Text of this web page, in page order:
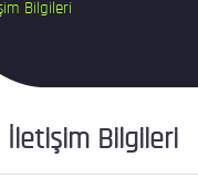
Bilgileri
İletişim Bilgileri